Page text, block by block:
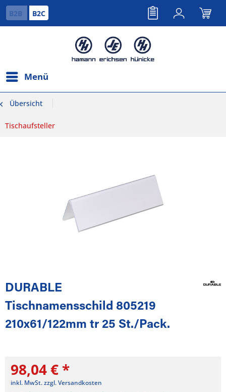
B2B B2C
Menü
Übersicht
Tischaufsteller
DURABLE
Tischnamensschild 805219
210x61/122mm tr 25 St./Pack.
98,04 € *
inkl. MwSt.zzgl. Versandkosten